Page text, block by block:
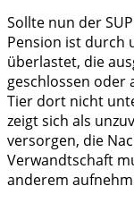
Sollte nun der
Pension ist durch
überlastet, die
geschlossen oder
Tier dort nicht
zeigt sich als
versorgen, die
Verwandtschaft
anderem